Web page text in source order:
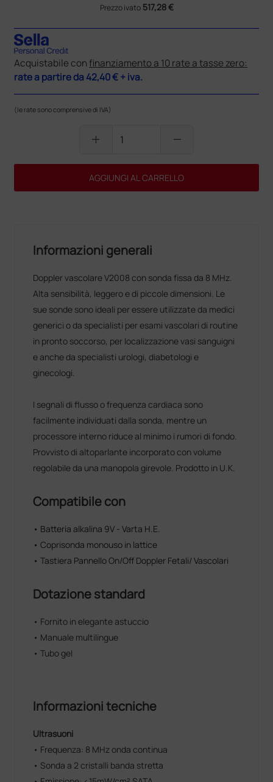
Prezzo ivato 517,28 €
Acquistabile con finanziamento a 10 rate a tasse zero:
rate a partire da42,40 €+ iva.
(le rate sono comprensive di IVA)
add remove
AGGIUNGI AL CARRELLO
Informazioni generali
Doppler vascolare V2008 con sonda fissa da 8 MHz.
Alta sensibilità, leggero e di piccole dimensioni. Le
sue sonde sono ideali per essere utilizzate da medici
generici o da specialisti per esami vascolari di routine
in pronto soccorso, per localizzazione vasi sanguigni
e anche da specialisti urologi, diabetologi e
ginecologi.
I segnali di flusso o frequenza cardiaca sono
facilmente individuati dalla sonda, mentre un
processore interno riduce al minimo i rumori di fondo.
Provvisto di altoparlante incorporato con volume
regolabile da una manopola girevole. Prodotto in U.K.
Compatibile con
• Batteria alkalina 9V - Varta H.E.
• Coprisonda monouso in lattice
• Tastiera Pannello On/Off Doppler Fetali/ Vascolari
Dotazione standard
• Fornito in elegante astuccio
• Manuale multilingue
• Tubo gel
Informazioni tecniche
Ultrasuoni
• Frequenza: 8 MHz onda continua
• Sonda a 2 cristalli banda stretta